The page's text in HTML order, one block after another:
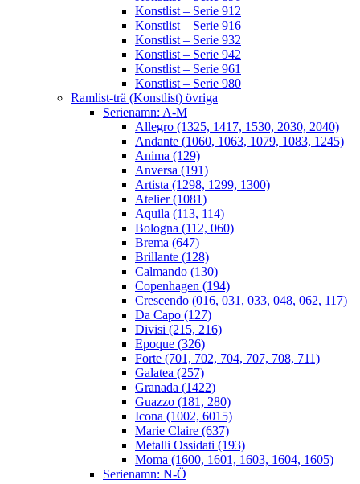
Konstlist – Serie 912
Konstlist – Serie 916
Konstlist – Serie 932
Konstlist – Serie 942
Konstlist – Serie 961
Konstlist – Serie 980
Ramlist-trä (Konstlist) övriga
Serienamn: A-M
Allegro (1325, 1417, 1530, 2030, 2040)
Andante (1060, 1063, 1079, 1083, 1245)
Anima (129)
Anversa (191)
Artista (1298, 1299, 1300)
Atelier (1081)
Aquila (113, 114)
Bologna (112, 060)
Brema (647)
Brillante (128)
Calmando (130)
Copenhagen (194)
Crescendo (016, 031, 033, 048, 062, 117)
Da Capo (127)
Divisi (215, 216)
Epoque (326)
Forte (701, 702, 704, 707, 708, 711)
Galatea (257)
Granada (1422)
Guazzo (181, 280)
Icona (1002, 6015)
Marie Claire (637)
Metalli Ossidati (193)
Moma (1600, 1601, 1603, 1604, 1605)
Serienamn: N-Ö